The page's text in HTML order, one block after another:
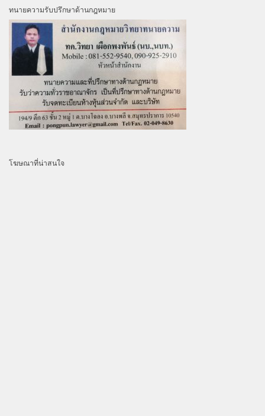
ทนายความรับปรึกษาด้านกฎหมาย
โฆษณาที่น่าสนใจ